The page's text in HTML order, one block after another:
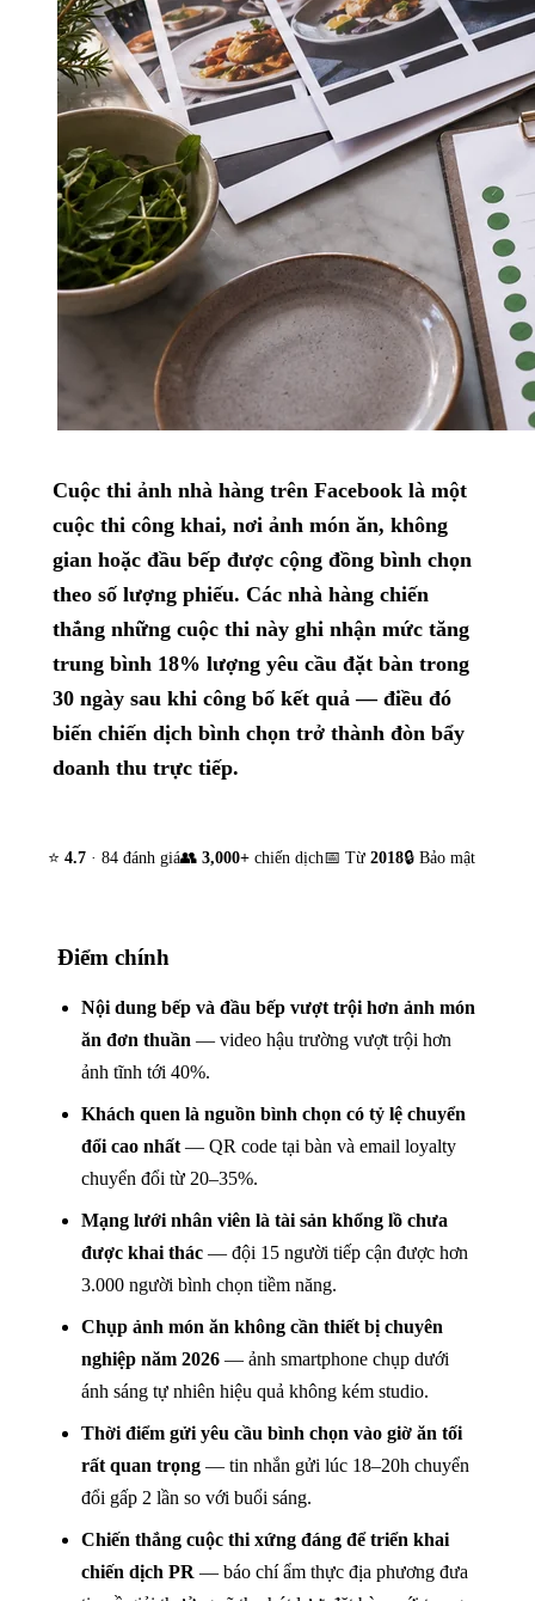
Cuộc thi ảnh nhà hàng trên Facebook là một
cuộc thi công khai, nơi ảnh món ăn, không
gian hoặc đầu bếp được cộng đồng bình chọn
theo số lượng phiếu. Các nhà hàng chiến
thắng những cuộc thi này ghi nhận mức tăng
trung bình 18% lượng yêu cầu đặt bàn trong
30 ngày sau khi công bố kết quả — điều đó
biến chiến dịch bình chọn trở thành đòn bẩy
doanh thu trực tiếp.
⭐ 4.7 · 84 đánh giá👥 3,000+ chiến dịch📅 Từ 2018🔒 Bảo mật
Điểm chính
Nội dung bếp và đầu bếp vượt trội hơn ảnh món
ăn đơn thuần — video hậu trường vượt trội hơn
ảnh tĩnh tới 40%.
Khách quen là nguồn bình chọn có tỷ lệ chuyển
đổi cao nhất — QR code tại bàn và email loyalty
chuyển đổi từ 20–35%.
Mạng lưới nhân viên là tài sản khổng lồ chưa
được khai thác — đội 15 người tiếp cận được hơn
3.000 người bình chọn tiềm năng.
Chụp ảnh món ăn không cần thiết bị chuyên
nghiệp năm 2026 — ảnh smartphone chụp dưới
ánh sáng tự nhiên hiệu quả không kém studio.
Thời điểm gửi yêu cầu bình chọn vào giờ ăn tối
rất quan trọng — tin nhắn gửi lúc 18–20h chuyển
đổi gấp 2 lần so với buổi sáng.
Chiến thắng cuộc thi xứng đáng để triển khai
chiến dịch PR — báo chí ẩm thực địa phương đưa